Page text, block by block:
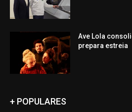
Ave Lola
prepara estreia
+ POPULARES